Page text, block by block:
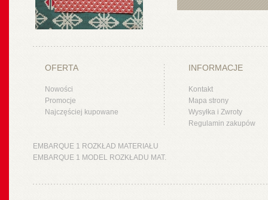
OFERTA
Nowości
Promocje
Najczęściej kupowane
INFORMACJE
Kontakt
Mapa strony
Wysyłka i Zwroty
Regulamin zakupów
EMBARQUE 1 ROZKŁAD MATERIAŁU
EMBARQUE 1 MODEL ROZKŁADU MAT.